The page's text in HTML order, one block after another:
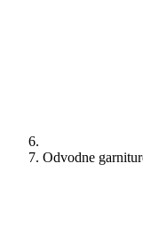
Odvodne